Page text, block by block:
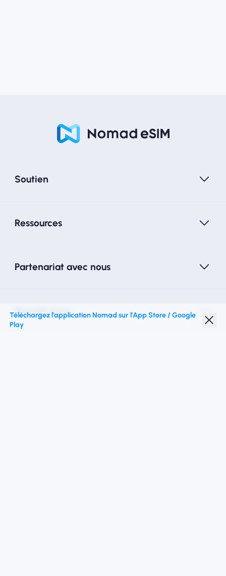
Soutien
Ressources
Partenariat avec nous
Nomad esim
Téléchargez l'application Nomad sur l'App Store / Google
Play